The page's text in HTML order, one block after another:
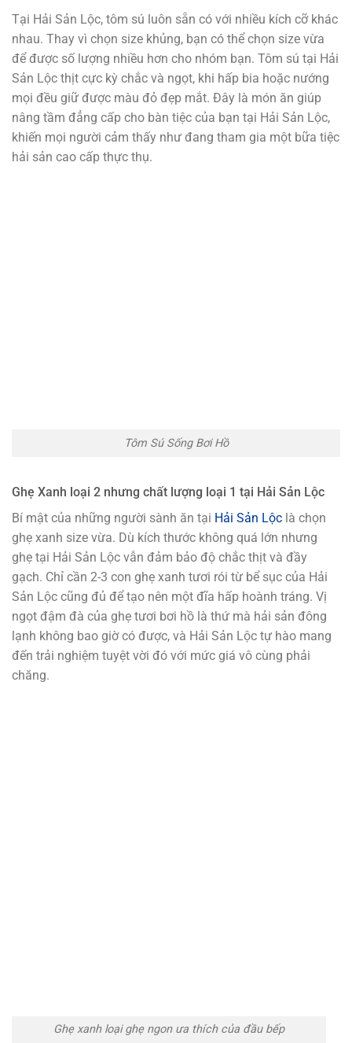
Tại Hải Sản Lộc, tôm sú luôn sẵn có với nhiều kích cỡ khác
nhau. Thay vì chọn size khủng, bạn có thể chọn size vừa
để được số lượng nhiều hơn cho nhóm bạn. Tôm sú tại Hải
Sản Lộc thịt cực kỳ chắc và ngọt, khi hấp bia hoặc nướng
mọi đều giữ được màu đỏ đẹp mắt. Đây là món ăn giúp
nâng tầm đẳng cấp cho bàn tiệc của bạn tại Hải Sản Lộc,
khiến mọi người cảm thấy như đang tham gia một bữa tiệc
hải sản cao cấp thực thụ.
Tôm Sú Sống Bơi Hồ
Ghẹ Xanh loại 2 nhưng chất lượng loại 1 tại Hải Sản Lộc
Bí mật của những người sành ăn tại Hải Sản Lộc là chọn
ghẹ xanh size vừa. Dù kích thước không quá lớn nhưng
ghẹ tại Hải Sản Lộc vẫn đảm bảo độ chắc thịt và đầy
gạch. Chỉ cần 2-3 con ghẹ xanh tươi rói từ bể sục của Hải
Sản Lộc cũng đủ để tạo nên một đĩa hấp hoành tráng. Vị
ngọt đậm đà của ghẹ tươi bơi hồ là thứ mà hải sản đông
lạnh không bao giờ có được, và Hải Sản Lộc tự hào mang
đến trải nghiệm tuyệt vời đó với mức giá vô cùng phải
chăng.
Ghẹ xanh loại ghẹ ngon ưa thích của đầu bếp